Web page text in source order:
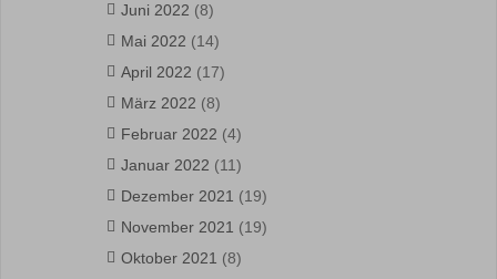
Juni 2022 (8)
Mai 2022 (14)
April 2022 (17)
März 2022 (8)
Februar 2022 (4)
Januar 2022 (11)
Dezember 2021 (19)
November 2021 (19)
Oktober 2021 (8)